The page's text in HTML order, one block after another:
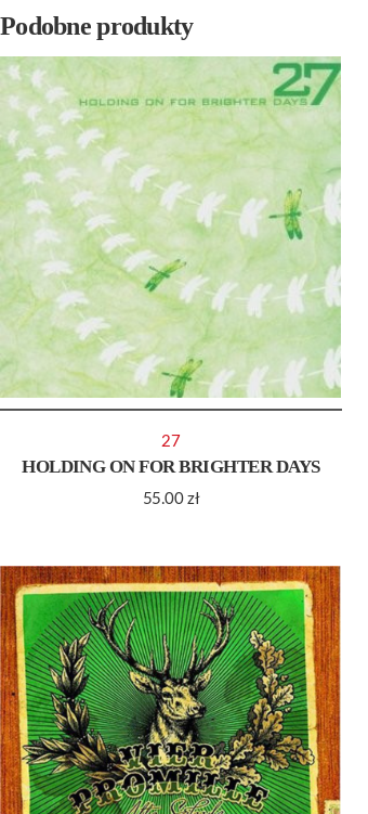
Podobne produkty
HOLDING ON FOR BRIGHTER DAYS
55.00zł
27